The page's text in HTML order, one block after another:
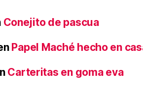
Conejito de pascua
Papel Maché hecho en
Carteritas en goma eva